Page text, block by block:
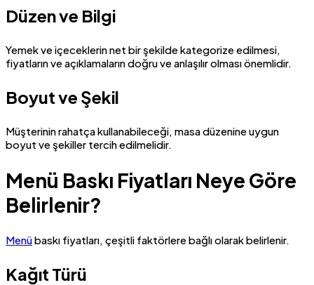
Düzen ve Bilgi
Yemek ve içeceklerin net bir şekilde kategorize edilmesi,
fiyatların ve açıklamaların doğru ve anlaşılır olması önemlidir.
Boyut ve Şekil
Müşterinin rahatça kullanabileceği, masa düzenine uygun
boyut ve şekiller tercih edilmelidir.
Menü Baskı Fiyatları Neye Göre
Belirlenir?
Menübaskı fiyatları, çeşitli faktörlere bağlı olarak belirlenir.
Kağıt Türü